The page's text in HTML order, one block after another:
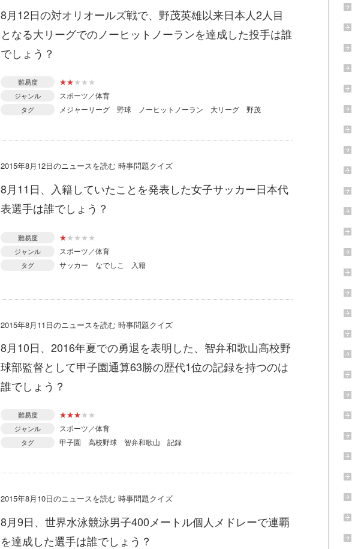
8月12日の対オリオールズ戦で、野茂英雄以来日本人2人目
となる大リーグでのノーヒットノーランを達成した投手は誰
でしょう？
難易度 ★★★ ★ ★
ジャンル スポーツ／体育
タグ メジャーリーグ 野球 ノーヒットノーラン 大リーグ 野茂
2015年8月12日のニュースを読む 時事問題クイズ
8月11日、入籍していたことを発表した女子サッカー日本代
表選手は誰でしょう？
難易度 ★★ ★ ★ ★
ジャンル スポーツ／体育
タグ サッカー なでしこ 入籍
2015年8月11日のニュースを読む 時事問題クイズ
8月10日、2016年夏での勇退を表明した、智弁和歌山高校野
球部監督として甲子園通算63勝の歴代1位の記録を持つのは
誰でしょう？
難易度 ★★★★ ★
ジャンル スポーツ／体育
タグ 甲子園 高校野球 智弁和歌山 記録
2015年8月10日のニュースを読む 時事問題クイズ
8月9日、世界水泳競泳男子400メートル個人メドレーで連覇
を達成した選手は誰でしょう？